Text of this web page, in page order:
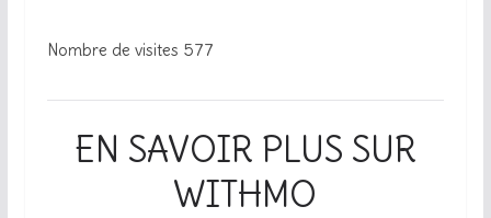
Nombre de visites 577
EN SAVOIR PLUS SUR
WITHMO